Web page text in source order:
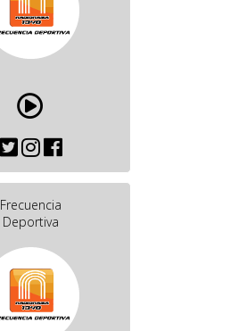
Frecuencia
Deportiva